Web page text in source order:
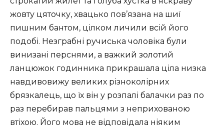
жовту цяточку, хвацько пов’язана на шиї
пишним бантом, цілком личили всій його
подобі. Незграбні ручиська чоловіка були
винизані перснями, а важкий золотий
ланцюжок годинника прикрашала ціла низка
навдивовижу великих різноколірних
брязкалець, що їх він у розпалі балачки раз по
раз перебирав пальцями з неприхованою
втіхою. Його мова не відповідала ніяким